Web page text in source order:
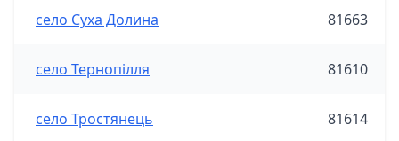
село Суха Долина 81663
село Тернопілля 81610
село Тростянець 81614